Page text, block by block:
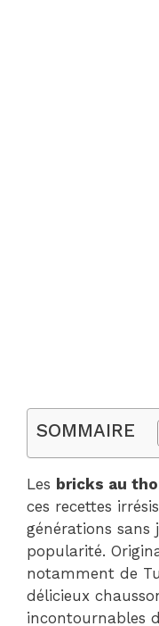
SOMMAIRE
Les bricks au
ces recettes
générations sans
popularité.
notamment de
délicieux
incontournables